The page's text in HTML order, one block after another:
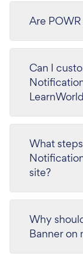
Are
Can I
What
site?
Why
Banner on